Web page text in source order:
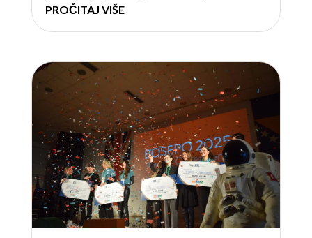
PROČITAJ VIŠE